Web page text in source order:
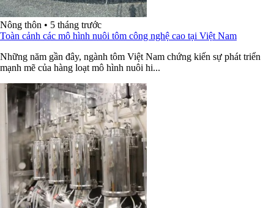
Nông thôn • 5 tháng trước
Toàn cảnh các mô hình nuôi tôm công nghệ cao tại Việt Nam
Những năm gần đây, ngành tôm Việt Nam chứng kiến sự phát triển
mạnh mẽ của hàng loạt mô hình nuôi hi...